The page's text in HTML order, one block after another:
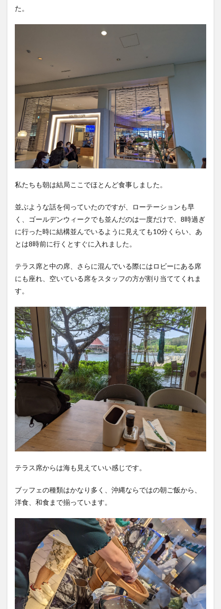
た。
私たちも朝は結局ここでほとんど食事しました。
並ぶような話を伺っていたのですが、ローテーションも早
く、ゴールデンウィークでも並んだのは一度だけで、8時過ぎ
に行った時に結構並んでいるように見えても10分くらい、あ
とは8時前に行くとすぐに入れました。
テラス席と中の席、さらに混んでいる際にはロビーにある席
にも座れ、空いている席をスタッフの方が割り当ててくれま
す。
テラス席からは海も見えていい感じです。
ブッフェの種類はかなり多く、沖縄ならではの朝ご飯から、
洋食、和食まで揃っています。